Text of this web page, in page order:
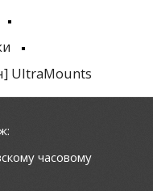
UltraMounts
часовому